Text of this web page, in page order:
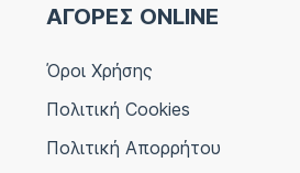
ΑΓΟΡΕΣ ONLINE
Όροι Χρήσης
Πολιτική Cookies
Πολιτική Απορρήτου